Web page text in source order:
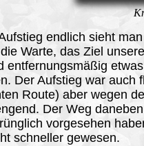
endlich sieht
Warte, das Ziel
entfernungsmäßig
Der Aufstieg war auch
Route) aber wegen
Der Weg
vorgesehen
schneller gewesen.